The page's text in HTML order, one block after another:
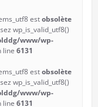
estobsolète
wp_is_valid_utf8()
www/wp-
line 6131
estobsolète
wp_is_valid_utf8()
www/wp-
line 6131